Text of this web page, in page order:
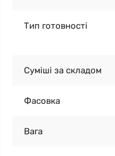
Тип готовності
Суміші за складом
Фасовка
Вага